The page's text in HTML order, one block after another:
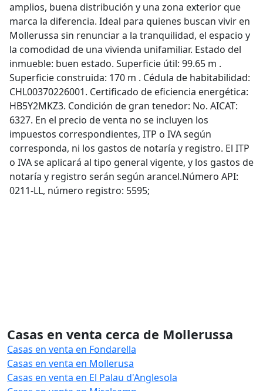
amplios, buena distribución y una zona exterior que
marca la diferencia. Ideal para quienes buscan vivir en
Mollerussa sin renunciar a la tranquilidad, el espacio y
la comodidad de una vivienda unifamiliar. Estado del
inmueble: buen estado. Superficie útil: 99.65 m .
Superficie construida: 170 m . Cédula de habitabilidad:
CHL00370226001. Certificado de eficiencia energética:
HB5Y2MKZ3. Condición de gran tenedor: No. AICAT:
6327. En el precio de venta no se incluyen los
impuestos correspondientes, ITP o IVA según
corresponda, ni los gastos de notaría y registro. El ITP
o IVA se aplicará al tipo general vigente, y los gastos de
notaría y registro serán según arancel.Número API:
0211-LL, número registro: 5595;
Casas en venta cerca de Mollerussa
Casas en venta en Fondarella
Casas en venta en Mollerusa
Casas en venta en El Palau d'Anglesola